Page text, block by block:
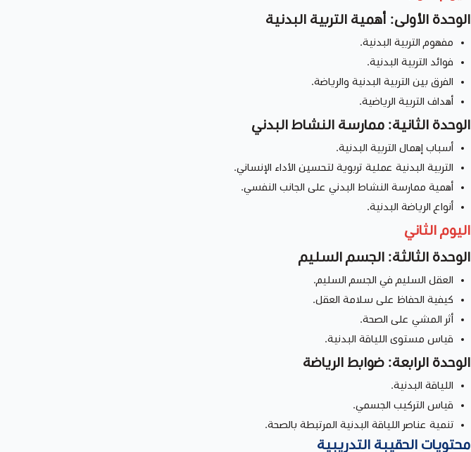
الوحدة الأولى: أهمية التربية البدنية
مفهوم التربية البدنية.
فوائد التربية البدنية.
الفرق بين التربية البدنية والرياضة.
أهداف التربية الرياضية.
الوحدة الثانية: ممارسة النشاط البدني
أسباب إهمال التربية البدنية.
التربية البدنية عملية تربوية لتحسين الأداء الإنساني.
أهمية ممارسة النشاط البدني على الجانب النفسي.
أنواع الرياضة البدنية.
اليوم الثاني
الوحدة الثالثة: الجسم السليم
العقل السليم في الجسم السليم.
كيفية الحفاظ على سلامة العقل.
أثر المشي على الصحة.
قياس مستوى اللياقة البدنية.
الوحدة الرابعة: ضوابط الرياضة
اللياقة البدنية.
قياس التركيب الجسمي.
تنمية عناصر اللياقة البدنية المرتبطة بالصحة.
محتويات الحقيبة التدريبية